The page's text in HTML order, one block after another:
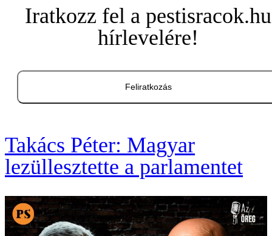
Iratkozz fel a pestisracok.hu
hírlevelére!
Feliratkozás
Takács Péter: Magyar
lezüllesztette a parlamentet